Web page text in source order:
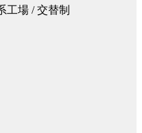
工場 / 交替制